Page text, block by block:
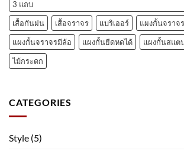
3 แถบ
เสื้อกันฝน
เสื้อจราจร แบริเออร์
แผงกั้นจราจร
แผงกั้นจราจรมีล้อ
แผงกั้นยืดหดได้ แผงกั้นสแต
ไม้กระดก
CATEGORIES
Style (5)